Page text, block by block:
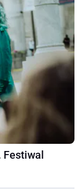
Festiwal